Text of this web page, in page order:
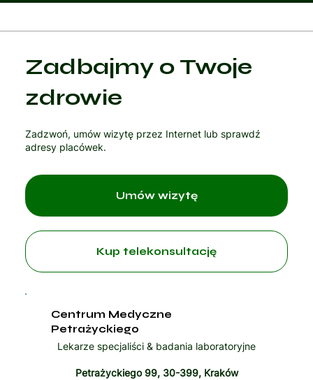
Zadbajmy o Twoje
zdrowie
Zadzwoń, umów wizytę przez Internet lub sprawdź
adresy placówek.
Kup telekonsultację
Centrum Medyczne
Petrażyckiego
Lekarze specjaliści & badania laboratoryjne
Petrażyckiego 99, 30-399, Kraków
Umów wizytę